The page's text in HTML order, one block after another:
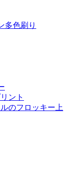
多色刷り
ント
のフロッキー上